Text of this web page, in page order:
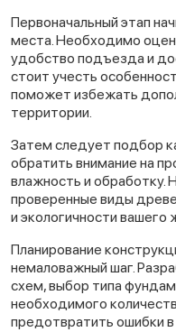
Первоначальный этап
места. Необходимо
удобство подъезда и
стоит учесть
поможет избежать
территории.
Затем следует подбор
обратить внимание на
влажность и
проверенные виды
и экологичности вашего
Планирование
немаловажный шаг.
схем, выбор типа
необходимого
предотвратить ошибки